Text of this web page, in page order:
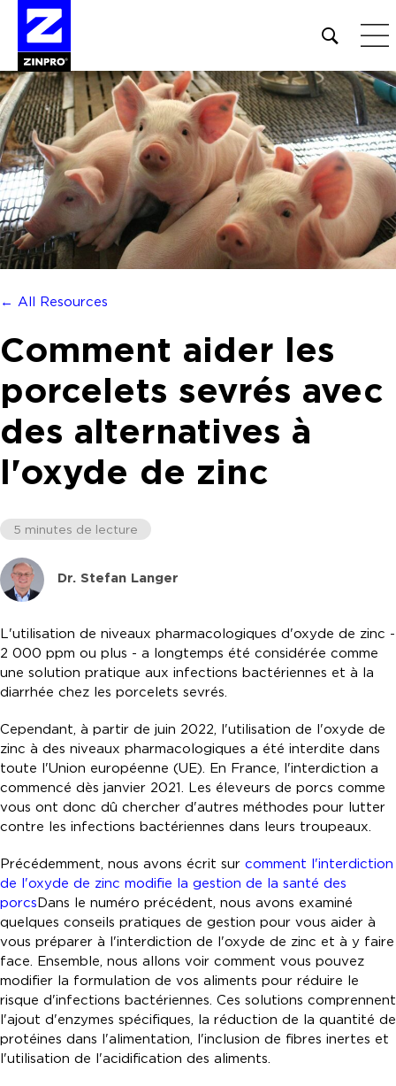
Open
site
search
form
Rechercher :
← All Resources
Comment aider les
porcelets sevrés avec
des alternatives à
l'oxyde de zinc
5 minutes de lecture
Dr. Stefan Langer
L'utilisation de niveaux pharmacologiques d'oxyde de zinc -
2 000 ppm ou plus - a longtemps été considérée comme
une solution pratique aux infections bactériennes et à la
diarrhée chez les porcelets sevrés.
Cependant, à partir de juin 2022, l'utilisation de l'oxyde de
zinc à des niveaux pharmacologiques a été interdite dans
toute l'Union européenne (UE). En France, l'interdiction a
commencé dès janvier 2021. Les éleveurs de porcs comme
vous ont donc dû chercher d'autres méthodes pour lutter
contre les infections bactériennes dans leurs troupeaux.
Précédemment, nous avons écrit sur comment l'interdiction
de l'oxyde de zinc modifie la gestion de la santé des
porcsDans le numéro précédent, nous avons examiné
quelques conseils pratiques de gestion pour vous aider à
vous préparer à l'interdiction de l'oxyde de zinc et à y faire
face. Ensemble, nous allons voir comment vous pouvez
modifier la formulation de vos aliments pour réduire le
risque d'infections bactériennes. Ces solutions comprennent
l'ajout d'enzymes spécifiques, la réduction de la quantité de
protéines dans l'alimentation, l'inclusion de fibres inertes et
l'utilisation de l'acidification des aliments.